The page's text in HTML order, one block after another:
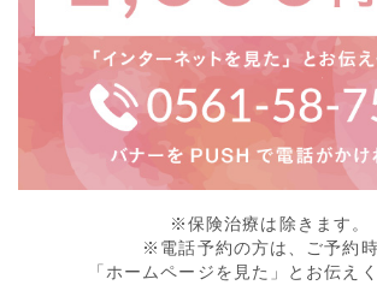
※保険治療は除きます。
※電話予約の方は、ご予約
「ホームページを見た」とお伝えく